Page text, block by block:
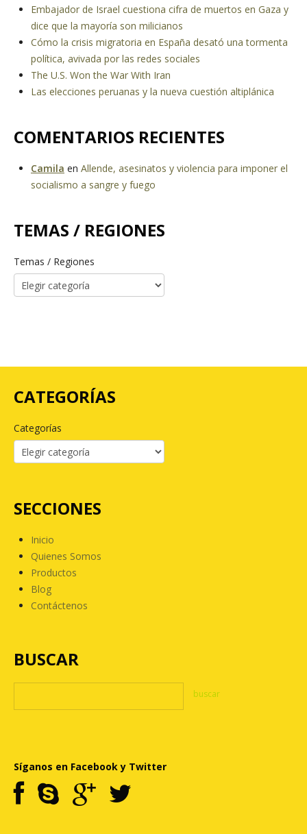
Embajador de Israel cuestiona cifra de muertos en Gaza y
dice que la mayoría son milicianos
Cómo la crisis migratoria en España desató una tormenta
política, avivada por las redes sociales
The U.S. Won the War With Iran
Las elecciones peruanas y la nueva cuestión altiplánica
COMENTARIOS RECIENTES
Camila en Allende, asesinatos y violencia para imponer el
socialismo a sangre y fuego
TEMAS / REGIONES
Temas / Regiones
CATEGORÍAS
Categorías
SECCIONES
Inicio
Quienes Somos
Productos
Blog
Contáctenos
BUSCAR
Síganos en Facebook y Twitter